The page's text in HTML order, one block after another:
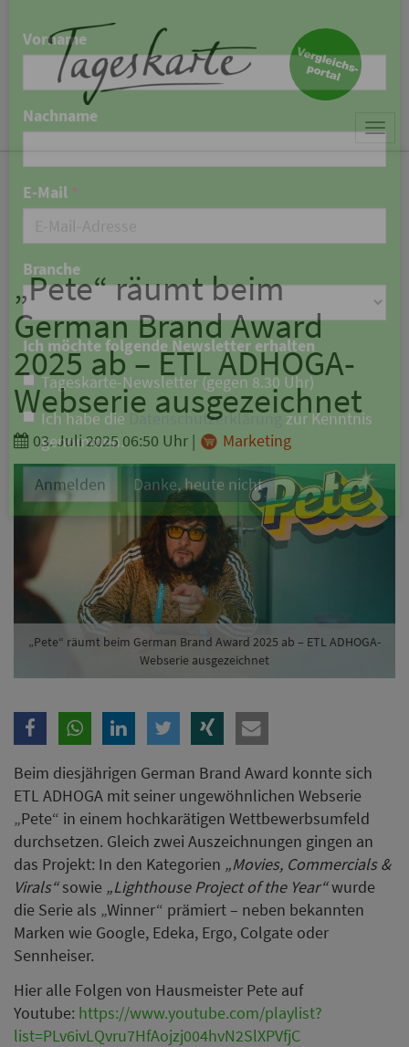
„Pete“ räumt beim
German Brand Award
2025 ab – ETL ADHOGA-
Webserie ausgezeichnet
03. Juli 2025 06:50 Uhr | Marketing
„Pete“ räumt beim German Brand Award 2025 ab – ETL ADHOGA-
Webserie ausgezeichnet
Beim diesjährigen German Brand Award konnte sich
ETL ADHOGA mit seiner ungewöhnlichen Webserie
„Pete“ in einem hochkarätigen Wettbewerbsumfeld
durchsetzen. Gleich zwei Auszeichnungen gingen an
das Projekt: In den Kategorien „Movies, Commercials &
Virals“sowie „Lighthouse Project of the Year“wurde
die Serie als „Winner“ prämiert – neben bekannten
Marken wie Google, Edeka, Ergo, Colgate oder
Sennheiser.
Hier alle Folgen von Hausmeister Pete auf
Youtube: https://www.youtube.com/playlist?
list=PLv6ivLQvru7HfAojzj004hvN2SlXPVfjC
Keine Nachricht mehr
verpassen!
Jetzt zum Tageskarte-Newsletter
anmelden.
Vorname
Nachname
E-Mail*
Branche
Ich möchte folgende Newsletter erhalten
Tageskarte-Newsletter (gegen 8.30 Uhr)
Ich habe dieDatenschutzerklärung
genommen.
Anmelden Danke, heute nicht